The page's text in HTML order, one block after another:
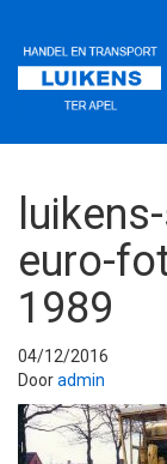
euro-
1989
04/12/2016
Dooradmin